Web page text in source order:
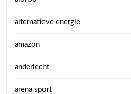
alternatieve energie
amazon
anderlecht
arena sport